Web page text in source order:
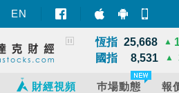
EN 智財迅
上證
3,940
恆指 25,668 ▲
國指
8,531 ▲
財經視頻 巿場動態 報